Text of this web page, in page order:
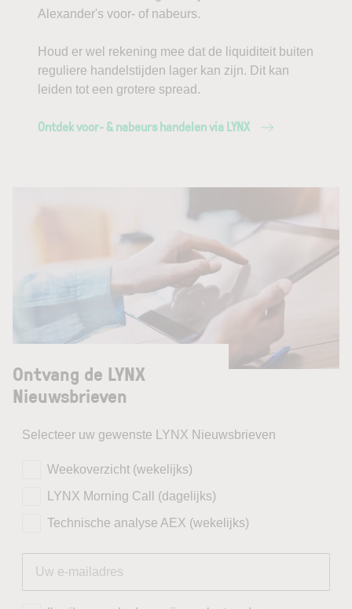
Alexander's voor- of nabeurs.
Houd er wel rekening mee dat de liquiditeit buiten
reguliere handelstijden lager kan zijn. Dit kan
leiden tot een grotere spread.
Ontdek voor- & nabeurs handelen via LYNX
Ontvang de LYNX
Nieuwsbrieven
Selecteer uw gewenste LYNX Nieuwsbrieven
Weekoverzicht (wekelijks)
LYNX Morning Call (dagelijks)
Technische analyse AEX (wekelijks)